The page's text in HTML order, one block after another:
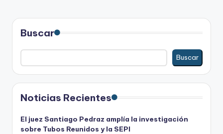
Buscar
Buscar
Noticias Recientes
El juez Santiago Pedraz amplía la investigación
sobre Tubos Reunidos y la SEPI